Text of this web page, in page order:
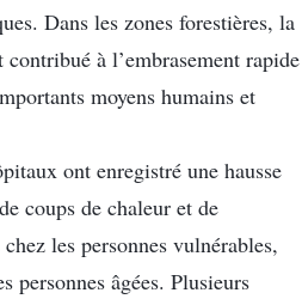
Dans les zones forestières, la
contribué à l’embrasement rapide
moyens humains et
ont enregistré une hausse
coups de chaleur et de
les personnes vulnérables,
personnes âgées. Plusieurs